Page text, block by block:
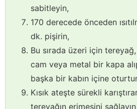
sabitleyin,
170 derecede önceden
dk. pişirin,
Bu sırada üzeri için
cam veya metal bir kapa
başka bir kabın içine
Kısık ateşte sürekli
tereyağın erimesini sağlayın,